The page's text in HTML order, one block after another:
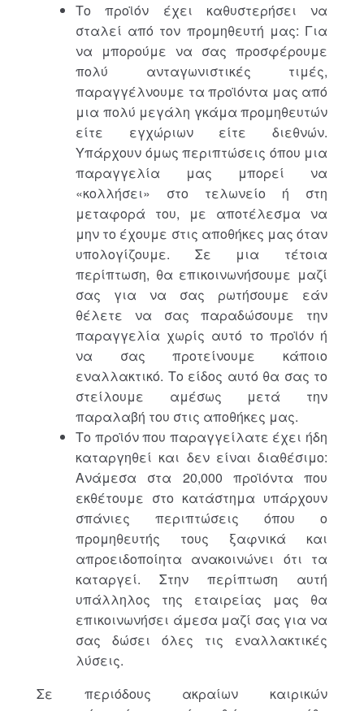
Το προϊόν έχει καθυστερήσει να
σταλεί από τον προμηθευτή μας: Για
να μπορούμε να σας προσφέρουμε
πολύ ανταγωνιστικές τιμές,
παραγγέλνουμε τα προϊόντα μας από
μια πολύ μεγάλη γκάμα προμηθευτών
είτε εγχώριων είτε διεθνών.
Υπάρχουν όμως περιπτώσεις όπου μια
παραγγελία μας μπορεί να
«κολλήσει» στο τελωνείο ή στη
μεταφορά του, με αποτέλεσμα να
μην το έχουμε στις αποθήκες μας όταν
υπολογίζουμε. Σε μια τέτοια
περίπτωση, θα επικοινωνήσουμε μαζί
σας για να σας ρωτήσουμε εάν
θέλετε να σας παραδώσουμε την
παραγγελία χωρίς αυτό το προϊόν ή
να σας προτείνουμε κάποιο
εναλλακτικό. Το είδος αυτό θα σας το
στείλουμε αμέσως μετά την
παραλαβή του στις αποθήκες μας.
Το προϊόν που παραγγείλατε έχει ήδη
καταργηθεί και δεν είναι διαθέσιμο:
Ανάμεσα στα 20,000 προϊόντα που
εκθέτουμε στο κατάστημα υπάρχουν
σπάνιες περιπτώσεις όπου ο
προμηθευτής τους ξαφνικά και
απροειδοποίητα ανακοινώνει ότι τα
καταργεί. Στην περίπτωση αυτή
υπάλληλος της εταιρείας μας θα
επικοινωνήσει άμεσα μαζί σας για να
σας δώσει όλες τις εναλλακτικές
λύσεις.
Σε περιόδους ακραίων καιρικών